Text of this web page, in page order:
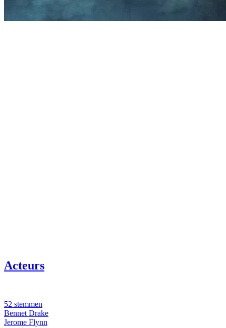
Acteurs
52 stemmen
Bennet Drake
Jerome Flynn